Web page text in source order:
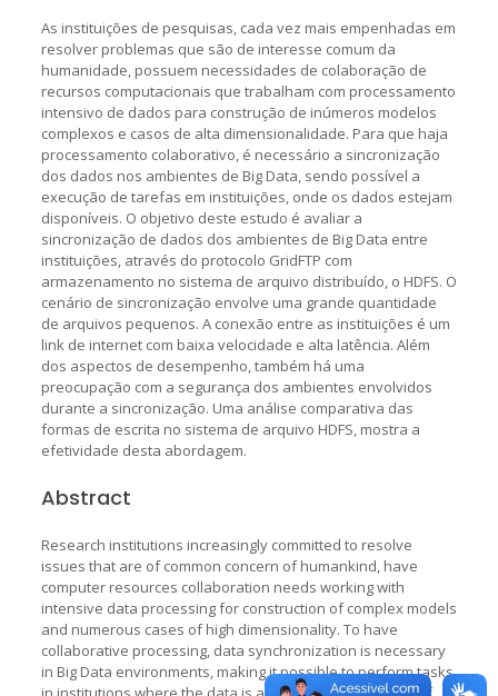
As instituições de pesquisas, cada vez mais empenhadas em
resolver problemas que são de interesse comum da
humanidade, possuem necessidades de colaboração de
recursos computacionais que trabalham com processamento
intensivo de dados para construção de inúmeros modelos
complexos e casos de alta dimensionalidade. Para que haja
processamento colaborativo, é necessário a sincronização
dos dados nos ambientes de Big Data, sendo possível a
execução de tarefas em instituições, onde os dados estejam
disponíveis. O objetivo deste estudo é avaliar a
sincronização de dados dos ambientes de Big Data entre
instituições, através do protocolo GridFTP com
armazenamento no sistema de arquivo distribuído, o HDFS. O
cenário de sincronização envolve uma grande quantidade
de arquivos pequenos. A conexão entre as instituições é um
link de internet com baixa velocidade e alta latência. Além
dos aspectos de desempenho, também há uma
preocupação com a segurança dos ambientes envolvidos
durante a sincronização. Uma análise comparativa das
formas de escrita no sistema de arquivo HDFS, mostra a
efetividade desta abordagem.
Abstract
Research institutions increasingly committed to resolve
issues that are of common concern of humankind, have
computer resources collaboration needs working with
intensive data processing for construction of complex models
and numerous cases of high dimensionality. To have
collaborative processing, data synchronization is necessary
in Big Data environments, making it possible to perform tasks